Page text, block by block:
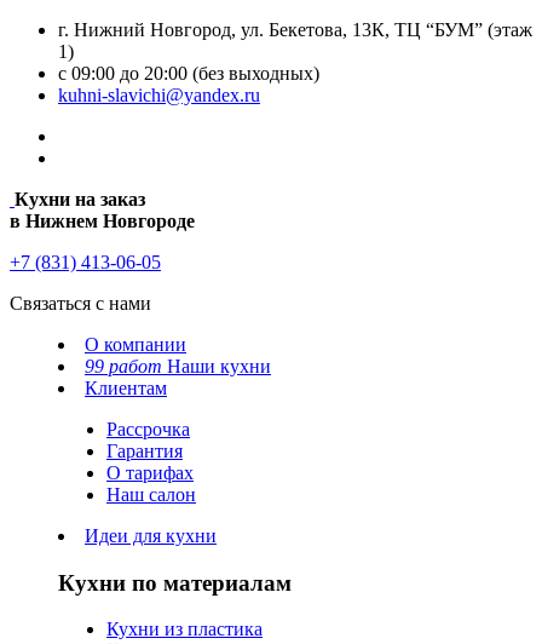
г. Нижний Новгород, ул. Бекетова, 13К, ТЦ “БУМ” (этаж
1)
с 09:00 до 20:00 (без выходных)
kuhni-slavichi@yandex.ru
Кухни на заказ
в Нижнем Новгороде
+7 (831) 413-06-05
Связаться с нами
О компании
99 работ Наши кухни
Клиентам
Рассрочка
Гарантия
О тарифах
Наш салон
Идеи для кухни
Кухни по материалам
Кухни из пластика